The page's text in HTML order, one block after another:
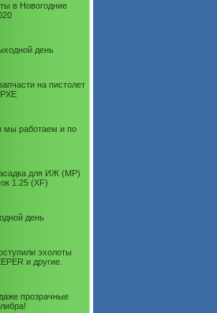
в Новогодние
день
на пистолет
мы работаем и по
для ИЖ (МР)
1.25 (XF)
день
эхолоты
и другие.
прозрачные